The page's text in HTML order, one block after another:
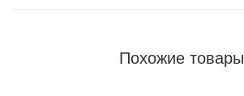
Похожие товары